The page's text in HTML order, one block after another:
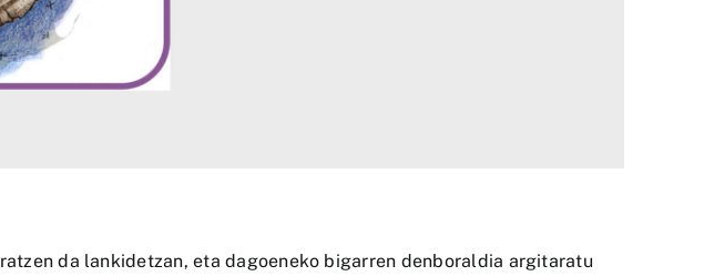
da lankidetzan, eta dagoeneko bigarren denboraldia argitaratu